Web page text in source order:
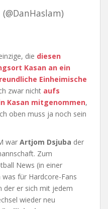
die diesen
Kasan an ein
Einheimische
zwar nicht aufs
Kasan mitgenommen,
oben muss ja noch sein
war Artjom Dsjuba der
Zum
News (in einer
für Hardcore-Fans
der er sich mit jedem
wieder neu